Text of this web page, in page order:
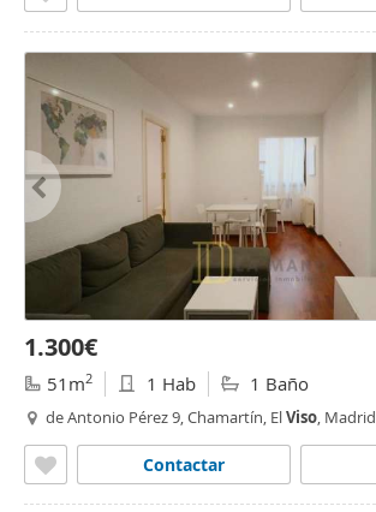
1.300€
51m2 1 Hab 1 Baño
de Antonio Pérez 9, Chamartín, ElViso, Madrid
Contactar